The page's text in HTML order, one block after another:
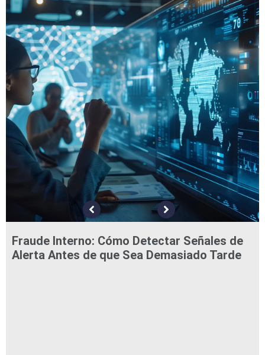
Fraude Interno: Cómo Detectar Señales de
Alerta Antes de que Sea Demasiado Tarde